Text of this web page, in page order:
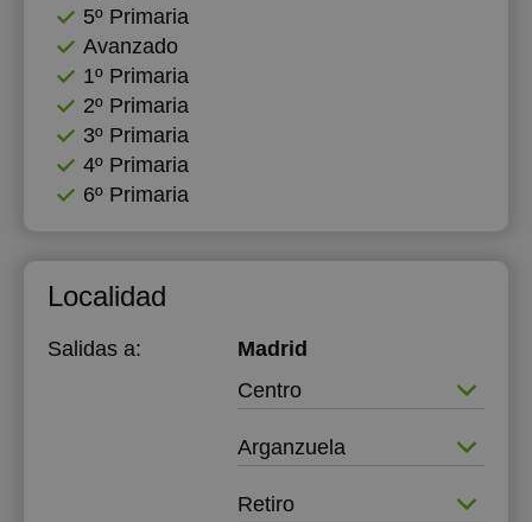
5º Primaria
Avanzado
1º Primaria
2º Primaria
3º Primaria
4º Primaria
6º Primaria
Localidad
Salidas a:
Madrid
Centro
Arganzuela
Retiro
17:30
18:30